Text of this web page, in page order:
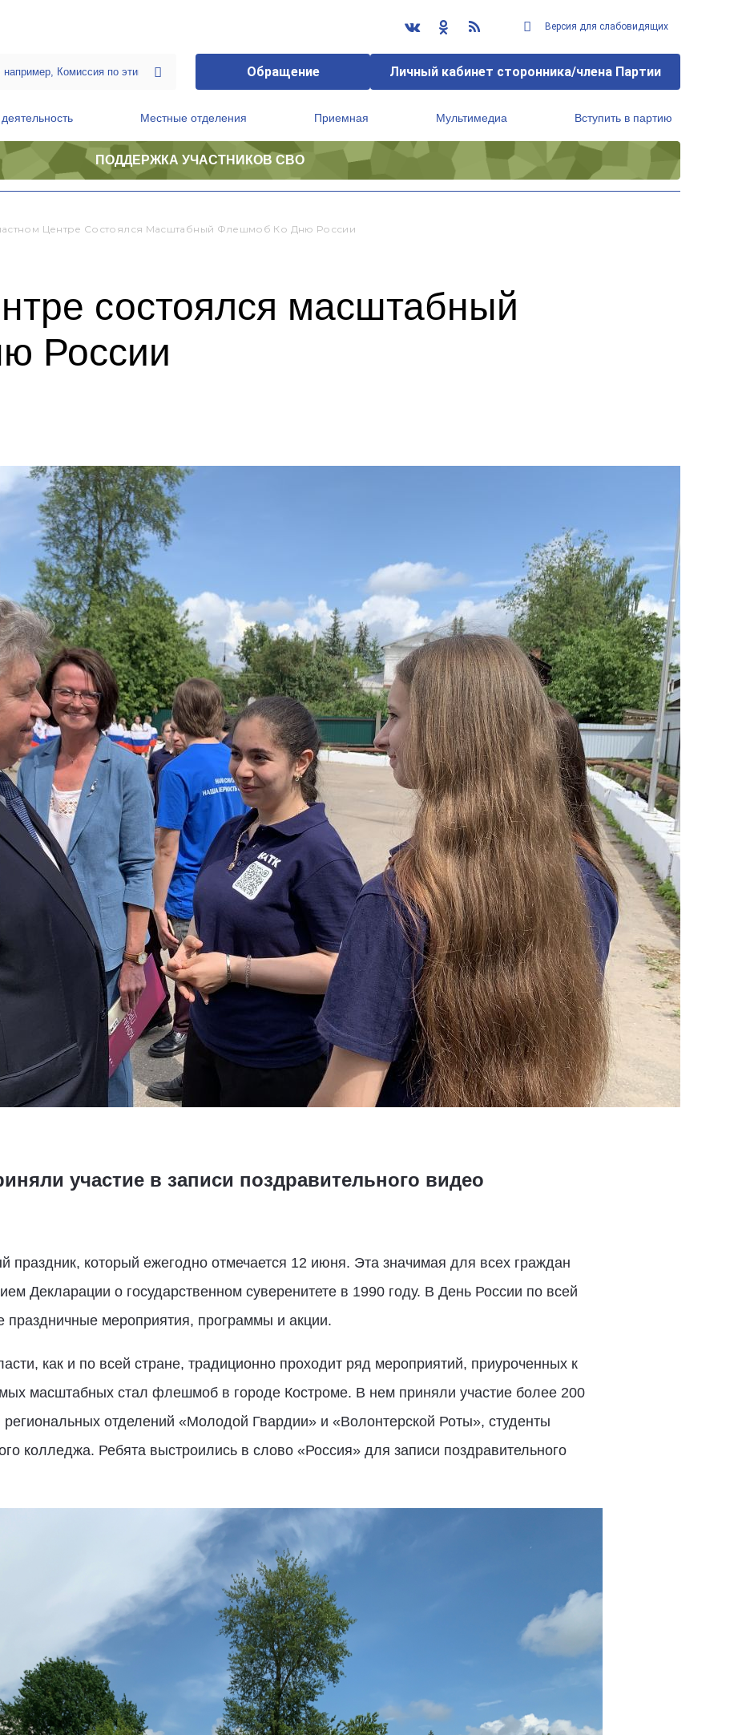
Версия для слабовидящих
Обращение Личный кабинет сторонника/члена Партии
Местные отделения Приемная Мультимедиа Вступить в партию
ПОДДЕРЖКА УЧАСТНИКОВ СВО
Центре Состоялся Масштабный Флешмоб Ко Дню России
состоялся масштабный
России
участие в записи поздравительного видео
праздник, который ежегодно отмечается 12 июня. Эта значимая для всех граждан
Декларации о государственном суверенитете в 1990 году. В День России по всей
праздничные мероприятия, программы и акции.
как и по всей стране, традиционно проходит ряд мероприятий, приуроченных к
масштабных стал флешмоб в городе Костроме. В нем приняли участие более 200
региональных отделений «Молодой Гвардии» и «Волонтерской Роты», студенты
колледжа. Ребята выстроились в слово «Россия» для записи поздравительного